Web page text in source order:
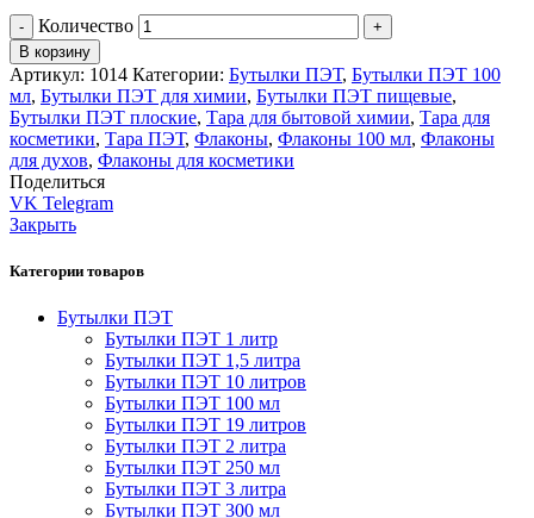
Количество
В корзину
Артикул: 1014 Категории: Бутылки ПЭТ, Бутылки ПЭТ 100
мл, Бутылки ПЭТ для химии, Бутылки ПЭТ пищевые,
Бутылки ПЭТ плоские, Тара для бытовой химии, Тара для
косметики, Тара ПЭТ, Флаконы, Флаконы 100 мл, Флаконы
для духов, Флаконы для косметики
Поделиться
VK Telegram
Закрыть
Категории товаров
Бутылки ПЭТ
Бутылки ПЭТ 1 литр
Бутылки ПЭТ 1,5 литра
Бутылки ПЭТ 10 литров
Бутылки ПЭТ 100 мл
Бутылки ПЭТ 19 литров
Бутылки ПЭТ 2 литра
Бутылки ПЭТ 250 мл
Бутылки ПЭТ 3 литра
Бутылки ПЭТ 300 мл